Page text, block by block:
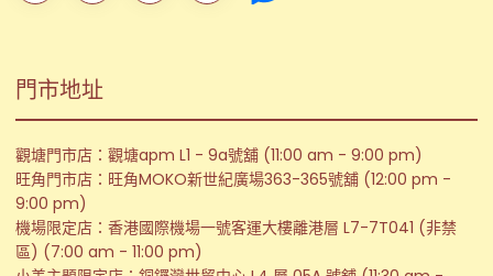
門市地址
觀塘門市店：觀塘apm L1 - 9a號舖 (11:00 am - 9:00 pm)
旺角門市店：旺角MOKO新世紀廣場363-365號舖 (12:00 pm -
9:00 pm)
機場限定店：香港國際機場一號客運大樓離港層 L7-7T041 (非禁
區) (7:00 am - 11:00 pm)